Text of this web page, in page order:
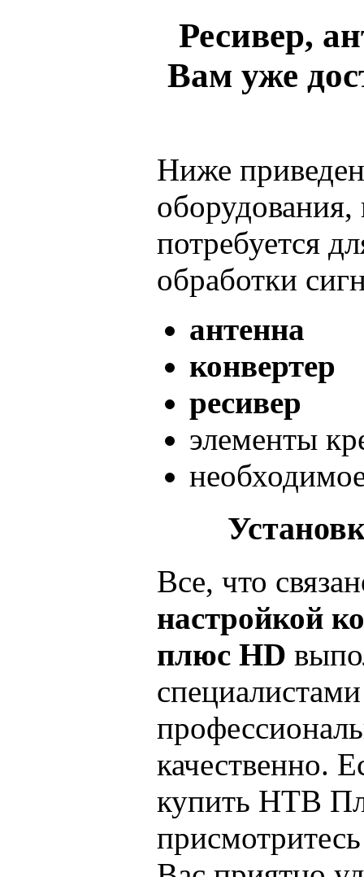
Ресивер,
Вам уже
Ниже
потребуется
обработки
антенна
конвертер
ресивер
элементы
Все, что
настройкой
плюс HD
качественно.
купить НТВ